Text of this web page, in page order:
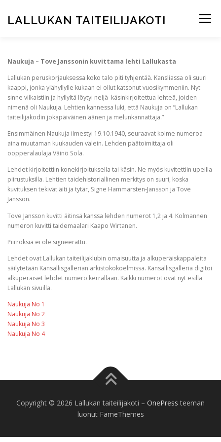
LALLUKAN TAITEILIJAKOTI Valikko
ASUKKAAKSI?
TAITEILIJAKLUBI RAVINTOLA INFO
Naukuja – Tove Janssonin kuvittama lehti Lallukasta
Lallukan peruskorjauksessa koko talo piti tyhjentää. Kansliassa oli suuri
kaappi, jonka ylähyllylle kukaan ei ollut katsonut vuosikymmeniin. Nyt
sinne vilkaistiin ja hyllyltä löytyi neljä käsinkirjoitettua lehteä, joiden
nimenä oli Naukuja. Lehtien kannessa luki, että Naukuja on ”Lallukan
taiteilijakodin jokapäiväinen äänen ja melunkannattaja.”
Ensimmäinen Naukuja ilmestyi 19.10.1940, seuraavat kolme numeroa
aina muutaman kuukauden välein. Lehden päätoimittaja oli
oopperalaulaja Väinö Sola.
Lehdet kirjoitettiin konekirjoituksella tai käsin. Ne myös kuvitettiin upeilla
piirustuksilla. Lehtien taidehistoriallinen merkitys on suuri, koska
kuvituksen tekivät äiti ja tytär, Signe Hammarsten-Jansson ja Tove
Jansson.
Tove Jansson kuvitti äitinsä kanssa lehden numerot 1,2 ja 4. Kolmannen
numeron kuvitti taidemaalari Kaapo Wirtanen.
Piirroksia ei ole signeerattu.
Lehdet ovat Lallukan taiteilijaklubin omaisuutta ja alkuperäiskappaleita
säilytetään Kansallisgallerian arkistokokoelmissa. Kansallisgalleria digitoi
alkuperäiset lehdet numero kerrallaan. Kaikki numerot ovat nyt esillä
Lallukan sivuilla.
Naukuja No 1
Naukuja No 2
Naukuja No 3
Naukuja No 4
Copyright © 2026 Lallukan taiteilijakoti – OnePress teeman
luonut FameThemes